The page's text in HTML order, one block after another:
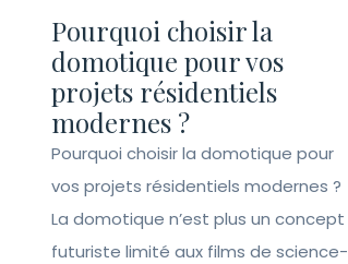
Pourquoi choisir la
domotique pour vos
projets résidentiels
modernes ?
Pourquoi choisir la domotique pour
vos projets résidentiels modernes ?
La domotique n’est plus un concept
futuriste limité aux films de science-